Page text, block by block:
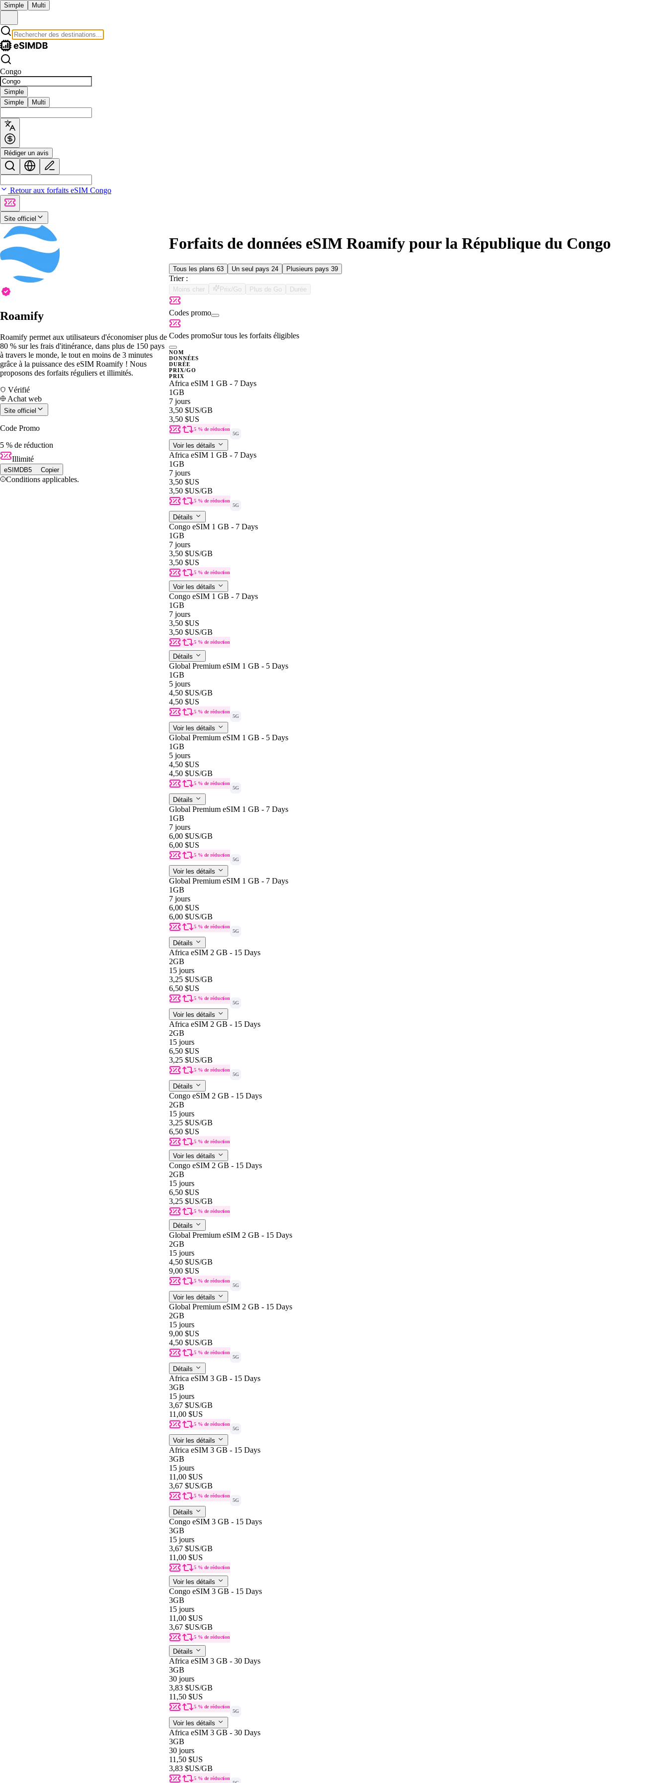
Simple Multi
Congo
Simple
Simple
Multi
Rédiger un avis
Retour aux forfaits eSIM Congo
Site officiel
Roamify
Roamify permet aux utilisateurs d'économiser plus de
80 % sur les frais d'itinérance, dans plus de 150 pays
à travers le monde, le tout en moins de 3 minutes
grâce à la puissance des eSIM Roamify ! Nous
proposons des forfaits réguliers et illimités.
Vérifié
Achat web
Site officiel
Code Promo
5 % de réduction
Illimité
eSIMDB5 Copier
Conditions applicables.
Forfaits de données eSIM Roamify pour la République du Congo
Tous les plans 63 Un seul pays 24 Plusieurs pays 39
Trier :
Moins cher Prix/Go Plus de Go Durée
Codes promo
Codes promoSur tous les forfaits éligibles
NOM
DONNÉES
DURÉE
PRIX/GO
PRIX
Africa eSIM 1 GB - 7 Days
1GB
7 jours
3,50 $US/GB
3,50 $US
5 % de réduction
5G
Voir les détails
Africa eSIM 1 GB - 7 Days
1GB
7 jours
3,50 $US
3,50 $US/GB
5 % de réduction
5G
Détails
Congo eSIM 1 GB - 7 Days
1GB
7 jours
3,50 $US/GB
3,50 $US
5 % de réduction
Voir les détails
Congo eSIM 1 GB - 7 Days
1GB
7 jours
3,50 $US
3,50 $US/GB
5 % de réduction
Détails
Global Premium eSIM 1 GB - 5 Days
1GB
5 jours
4,50 $US/GB
4,50 $US
5 % de réduction
5G
Voir les détails
Global Premium eSIM 1 GB - 5 Days
1GB
5 jours
4,50 $US
4,50 $US/GB
5 % de réduction
5G
Détails
Global Premium eSIM 1 GB - 7 Days
1GB
7 jours
6,00 $US/GB
6,00 $US
5 % de réduction
5G
Voir les détails
Global Premium eSIM 1 GB - 7 Days
1GB
7 jours
6,00 $US
6,00 $US/GB
5 % de réduction
5G
Détails
Africa eSIM 2 GB - 15 Days
2GB
15 jours
3,25 $US/GB
6,50 $US
5 % de réduction
5G
Voir les détails
Africa eSIM 2 GB - 15 Days
2GB
15 jours
6,50 $US
3,25 $US/GB
5 % de réduction
5G
Détails
Congo eSIM 2 GB - 15 Days
2GB
15 jours
3,25 $US/GB
6,50 $US
5 % de réduction
Voir les détails
Congo eSIM 2 GB - 15 Days
2GB
15 jours
6,50 $US
3,25 $US/GB
5 % de réduction
Détails
Global Premium eSIM 2 GB - 15 Days
2GB
15 jours
4,50 $US/GB
9,00 $US
5 % de réduction
5G
Voir les détails
Global Premium eSIM 2 GB - 15 Days
2GB
15 jours
9,00 $US
4,50 $US/GB
5 % de réduction
5G
Détails
Africa eSIM 3 GB - 15 Days
3GB
15 jours
3,67 $US/GB
11,00 $US
5 % de réduction
5G
Voir les détails
Africa eSIM 3 GB - 15 Days
3GB
15 jours
11,00 $US
3,67 $US/GB
5 % de réduction
5G
Détails
Congo eSIM 3 GB - 15 Days
3GB
15 jours
3,67 $US/GB
11,00 $US
5 % de réduction
Voir les détails
Congo eSIM 3 GB - 15 Days
3GB
15 jours
11,00 $US
3,67 $US/GB
5 % de réduction
Détails
Africa eSIM 3 GB - 30 Days
3GB
30 jours
3,83 $US/GB
11,50 $US
5 % de réduction
5G
Voir les détails
Africa eSIM 3 GB - 30 Days
3GB
30 jours
11,50 $US
3,83 $US/GB
5 % de réduction